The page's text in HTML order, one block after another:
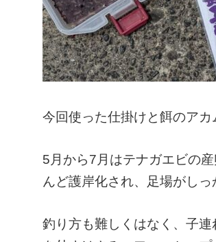
今回使った仕掛けと餌のアカ
5月から7月はテナガエビの
んど護岸化され、足場がし
釣り方も難しくはなく、子